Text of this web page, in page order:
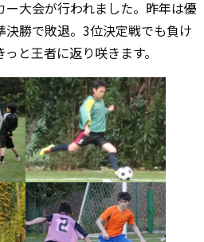
ー大会が行われました。昨年は優
決勝で敗退。3位決定戦でも負け
と王者に返り咲きます。